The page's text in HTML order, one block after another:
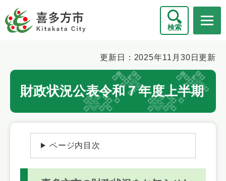
ー
ジ
検索
文
更新日：2025年11月30日更新
財政状況公表令和７年度上半期
ページ内目次